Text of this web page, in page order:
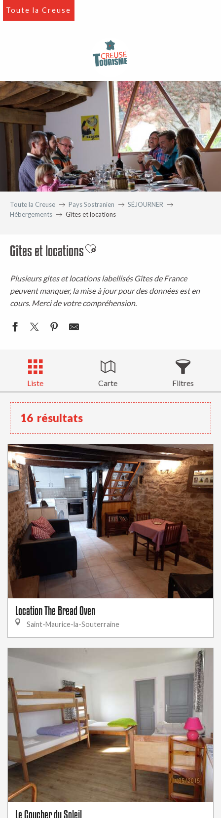
Aller
Toute la Creuse
Toute la Creuse Pays Sostranien
SÉJOURNER
Hébergements
Gîtes et locations
Gîtes et locationsAjouter aux favoris
Plusieurs gites et locations labellisés Gîtes de France
peuvent manquer, la mise à jour pour des données est en
cours. Merci de votre compréhension.
Liste Carte Filtres
16 résultats
Location The Bread Oven
Saint-Maurice-la-Souterraine
Le Coucher du Soleil